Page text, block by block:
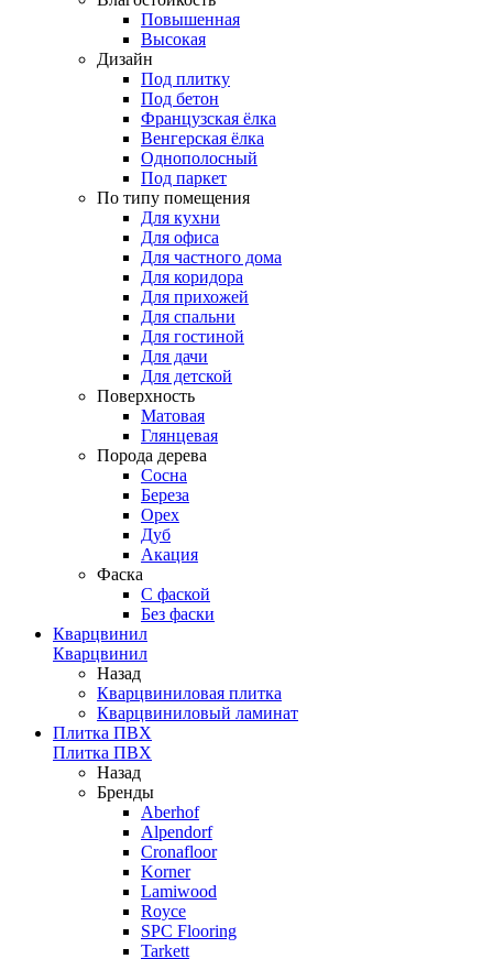
Повышенная
Высокая
Дизайн
Под плитку
Под бетон
Французская ёлка
Венгерская ёлка
Однополосный
Под паркет
По типу помещения
Для кухни
Для офиса
Для частного дома
Для коридора
Для прихожей
Для спальни
Для гостиной
Для дачи
Для детской
Поверхность
Матовая
Глянцевая
Порода дерева
Сосна
Береза
Орех
Дуб
Акация
Фаска
С фаской
Без фаски
Кварцвинил
Кварцвинил
Назад
Кварцвиниловая плитка
Кварцвиниловый ламинат
Плитка ПВХ
Плитка ПВХ
Назад
Бренды
Aberhof
Alpendorf
Cronafloor
Korner
Lamiwood
Royce
SPC Flooring
Tarkett